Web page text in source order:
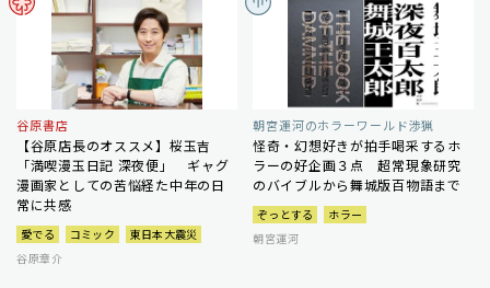
谷原書店
【谷原店長のオススメ】桜玉吉
「満喫漫玉日記 深夜便」 ギャグ
漫画家としての苦悩経た中年の日
常に共感
愛でる コミック
東日本大震災
谷原章介
朝宮運河のホラーワールド渉猟
怪奇・幻想好きが拍手喝采するホ
ラーの好企画３点 超常現象研究
のバイブルから舞城版百物語まで
ぞっとする
ホラー
朝宮運河